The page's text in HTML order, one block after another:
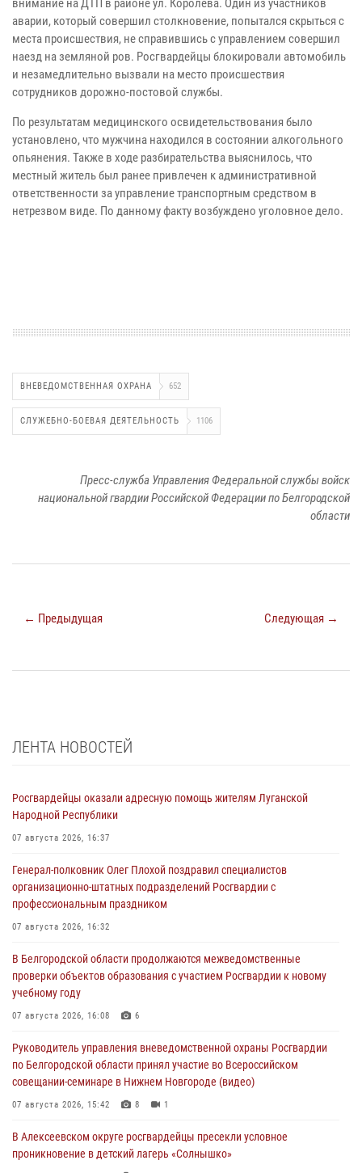
внимание на ДТП в районе ул. Королева. Один из участников
аварии, который совершил столкновение, попытался скрыться с
места происшествия, не справившись с управлением совершил
наезд на земляной ров. Росгвардейцы блокировали автомобиль
и незамедлительно вызвали на место происшествия
сотрудников дорожно-постовой службы.
По результатам медицинского освидетельствования было
установлено, что мужчина находился в состоянии алкогольного
опьянения. Также в ходе разбирательства выяснилось, что
местный житель был ранее привлечен к административной
ответственности за управление транспортным средством в
нетрезвом виде. По данному факту возбуждено уголовное дело.
ВНЕВЕДОМСТВЕННАЯ ОХРАНА 652
СЛУЖЕБНО-БОЕВАЯ ДЕЯТЕЛЬНОСТЬ 1106
Пресс-служба Управления Федеральной службы войск
национальной гвардии Российской Федерации по Белгородской
области
← Предыдущая Следующая →
ЛЕНТА НОВОСТЕЙ
Росгвардейцы оказали адресную помощь жителям Луганской
Народной Республики
07 августа 2026, 16:37
Генерал-полковник Олег Плохой поздравил специалистов
организационно-штатных подразделений Росгвардии с
профессиональным праздником
07 августа 2026, 16:32
В Белгородской области продолжаются межведомственные
проверки объектов образования с участием Росгвардии к новому
учебному году
07 августа 2026, 16:08 6
Руководитель управления вневедомственной охраны Росгвардии
по Белгородской области принял участие во Всероссийском
совещании-семинаре в Нижнем Новгороде (видео)
07 августа 2026, 15:42 8 1
В Алексеевском округе росгвардейцы пресекли условное
проникновение в детский лагерь «Солнышко»